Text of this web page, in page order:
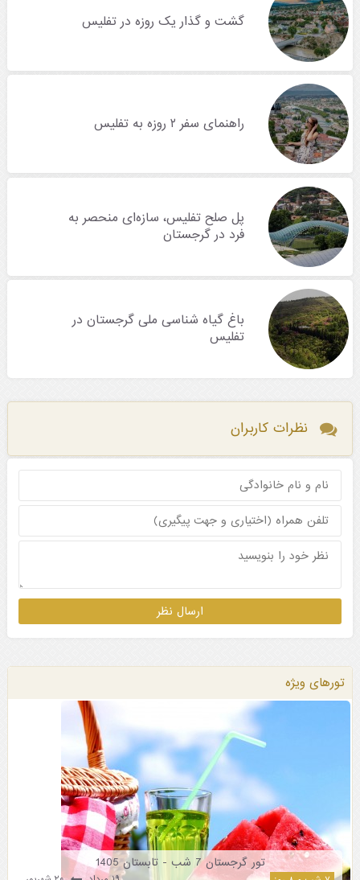
گشت و گذار یک روزه در تفلیس
راهنمای سفر ۲ روزه به تفلیس
پل صلح تفلیس، سازه‌ای منحصر به
فرد در گرجستان
باغ گیاه شناسی ملی گرجستان در
تفلیس
نظرات کاربران
تورهای ویژه
تور گرجستان 7 شب - تابستان 1405